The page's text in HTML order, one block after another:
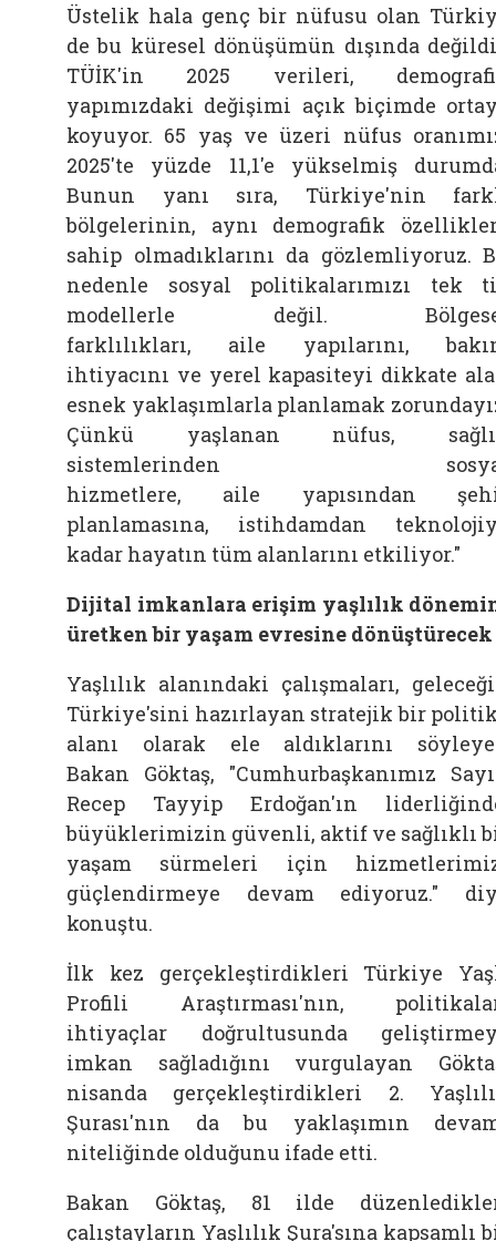
Üstelik hala genç bir nüfusu olan
de bu küresel dönüşümün dışında
TÜİK'in 2025 verileri,
yapımızdaki değişimi açık biçimde
koyuyor. 65 yaş ve üzeri nüfus
2025'te yüzde 11,1'e yükselmiş
Bunun yanı sıra, Türkiye'nin
bölgelerinin, aynı demografik
sahip olmadıklarını da gözlemliyoruz.
nedenle sosyal politikalarımızı tek
modellerle değil.
farklılıkları,
aile
yapılarını,
ihtiyacını ve yerel kapasiteyi dikkate
esnek yaklaşımlarla planlamak
Çünkü yaşlanan nüfus,
sistemlerinden
hizmetlere,
aile
yapısından
planlamasına, istihdamdan
kadar hayatın tüm alanlarını etkiliyor."
Dijital imkanlara erişim yaşlılık
üretken bir yaşam evresine dönüştürecek
Yaşlılık alanındaki çalışmaları,
Türkiye'sini hazırlayan stratejik bir
alanı olarak ele aldıklarını
Bakan
Göktaş, "Cumhurbaşkanımız
Recep Tayyip Erdoğan'ın
büyüklerimizin güvenli, aktif ve sağlıklı
yaşam sürmeleri için
güçlendirmeye devam ediyoruz."
konuştu.
İlk kez gerçekleştirdikleri Türkiye
Profili Araştırması'nın,
ihtiyaçlar doğrultusunda
imkan sağladığını vurgulayan
nisanda gerçekleştirdikleri 2.
Şurası'nın da bu yaklaşımın
niteliğinde olduğunu ifade etti.
Bakan
Göktaş, 81 ilde
çalıştayların Yaşlılık Şura'sına kapsamlı